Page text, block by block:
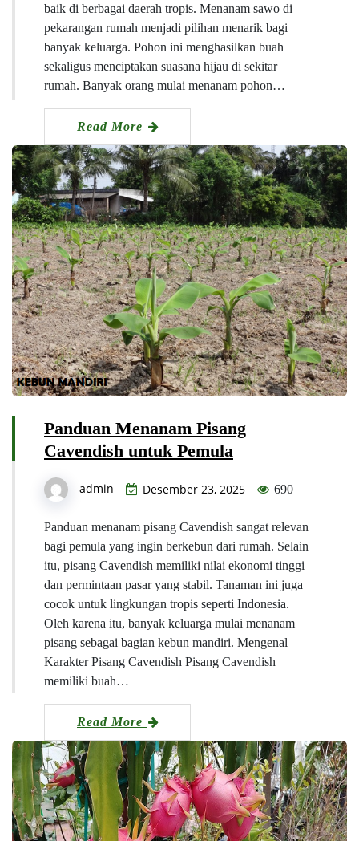
baik di berbagai daerah tropis. Menanam sawo di
pekarangan rumah menjadi pilihan menarik bagi
banyak keluarga. Pohon ini menghasilkan buah
sekaligus menciptakan suasana hijau di sekitar
rumah. Banyak orang mulai menanam pohon…
Read More
Panduan Menanam Pisang
Cavendish untuk Pemula
admin Desember 23, 2025 690
Panduan menanam pisang Cavendish sangat relevan
bagi pemula yang ingin berkebun dari rumah. Selain
itu, pisang Cavendish memiliki nilai ekonomi tinggi
dan permintaan pasar yang stabil. Tanaman ini juga
cocok untuk lingkungan tropis seperti Indonesia.
Oleh karena itu, banyak keluarga mulai menanam
pisang sebagai bagian kebun mandiri. Mengenal
Karakter Pisang Cavendish Pisang Cavendish
memiliki buah…
Read More